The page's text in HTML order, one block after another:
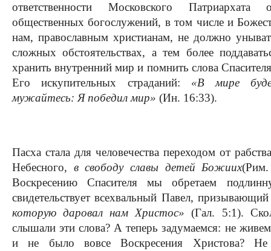
ответственности Московского Патриархата
общественных богослужений, в том числе и
нам, православным христианам, не должно
сложных обстоятельствах, а тем более
хранить внутренний мир и помнить слова
Его искупительных страданий: «В мире
мужайтесь: Я победил мир» (Ин. 16:33).
Пасха стала для человечества переходом от
Небесного, в свободу славы детей Божиих(Рим.
Воскресению Спасителя мы обретаем
свидетельствует всехвальный Павел,
которую даровал нам Христос» (Гал. 5:1).
слышали эти слова? А теперь задумаемся: не
и не было вовсе Воскресения Христова? Не